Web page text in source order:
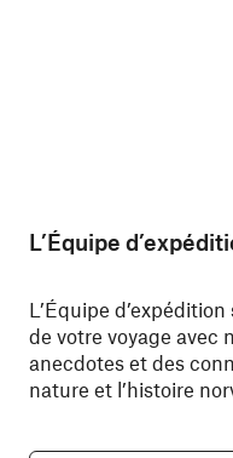
L’Équipe
L’Équipe
de votre voyage avec
anecdotes et des
nature et l’histoire